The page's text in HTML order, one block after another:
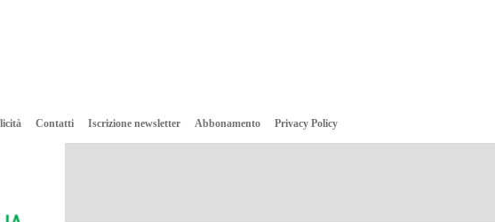
Contatti Iscrizione newsletter Abbonamento Privacy Policy